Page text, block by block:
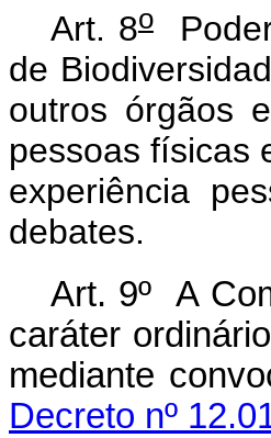
Art. 8o
de
outros órgãos
pessoas físicas
experiência
debates.
Art. 9º A
caráter
mediante
Decreto nº